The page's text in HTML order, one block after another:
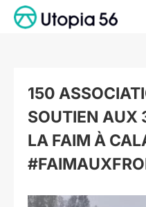
Passer
S’INFORMER
ADHÉRER
FAIRE UN DON
150
SOUTIEN AUX
LA FAIM À
Voir